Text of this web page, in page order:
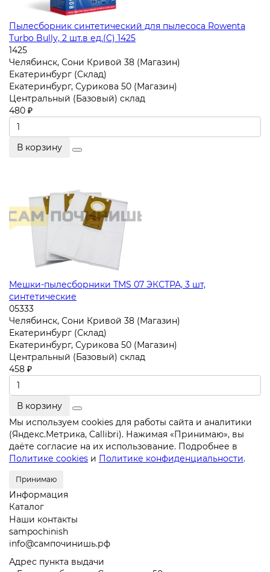
Пылесборник синтетический для пылесоса Rowenta
Turbo Bully, 2 шт.в ед.(C) 1425
1425
Челябинск, Сони Кривой 38 (Магазин)
Екатеринбург (Склад)
Екатеринбург, Сурикова 50 (Магазин)
Центральный (Базовый) склад
480 ₽
В корзину
Мешки-пылесборники TMS 07 ЭКСТРА, 3 шт,
синтетические
05333
Челябинск, Сони Кривой 38 (Магазин)
Екатеринбург (Склад)
Екатеринбург, Сурикова 50 (Магазин)
Центральный (Базовый) склад
458 ₽
В корзину
Мы используем cookies для работы сайта и аналитики
(Яндекс.Метрика, Callibri). Нажимая «Принимаю», вы
даёте согласие на их использование. Подробнее в
Политике cookies и Политике конфиденциальности.
Принимаю
Информация
Каталог
Наши контакты
sampochinish
info@сампочинишь.рф
Адрес пункта выдачи